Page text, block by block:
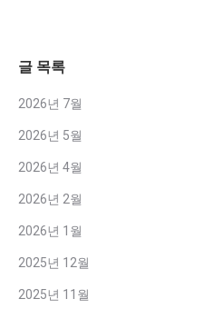
글 목록
2026년 7월
2026년 5월
2026년 4월
2026년 2월
2026년 1월
2025년 12월
2025년 11월